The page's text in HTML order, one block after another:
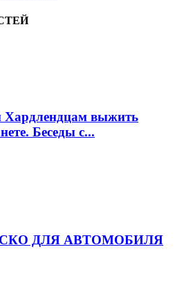
Хардлендцам выжить
Беседы с...
ДЛЯ АВТОМОБИЛЯ